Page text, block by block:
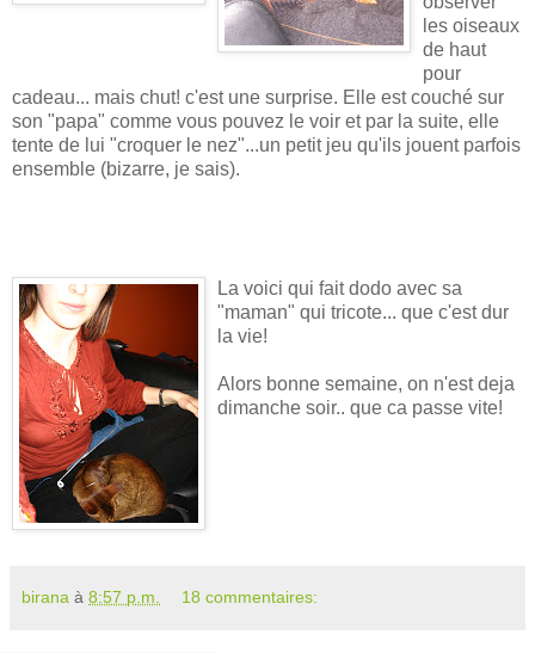
les oiseaux
de haut
pour
cadeau... mais chut! c'est une surprise. Elle est couché sur
son "papa" comme vous pouvez le voir et par la suite, elle
tente de lui "croquer le nez"...un petit jeu qu'ils jouent parfois
ensemble (bizarre, je sais).
La voici qui fait dodo avec sa
"maman" qui tricote... que c'est dur
la vie!
Alors bonne semaine, on n'est deja
dimanche soir.. que ca passe vite!
birana à 8:57 p.m. 18 commentaires: